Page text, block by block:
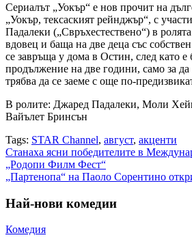
Сериалът „Уокър“ е нов прочит на
„Уокър, тексаският рейнджър“, с
Падалеки („Свръхестествено“) в
вдовец и баща на две деца със
се завръща у дома в Остин, след като
продължение на две години, само за
трябва да се заеме с още по-
В ролите: Джаред Падалеки, Моли
Вайълет Бринсън
Tags: STAR Channel, август, акценти
Навигация
Станаха ясни победителите в
„Родопи Филм Фест“
„Партенопа“ на Паоло Сорентино
Най-нови комедии
Комедия